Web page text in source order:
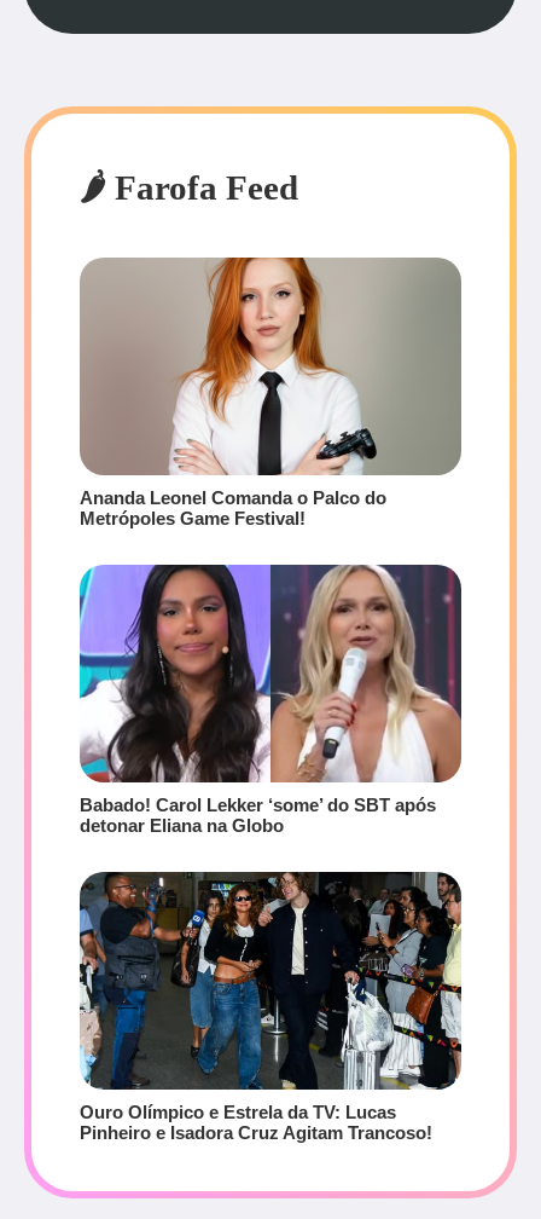
🌶️ Farofa Feed
Ananda Leonel Comanda o Palco do
Metrópoles Game Festival!
Babado! Carol Lekker ‘some’ do SBT após
detonar Eliana na Globo
Ouro Olímpico e Estrela da TV: Lucas
Pinheiro e Isadora Cruz Agitam Trancoso!